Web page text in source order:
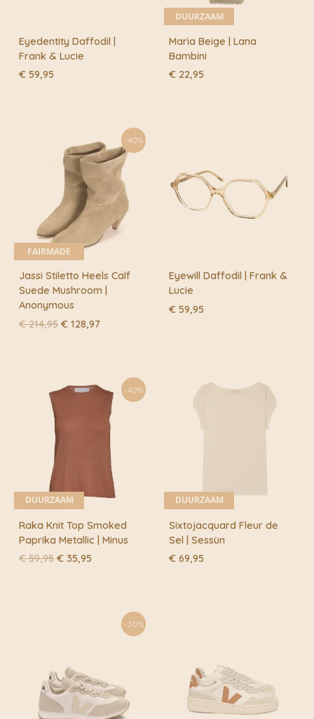
Eyedentity Daffodil |
Frank & Lucie
€ 59,95
DUURZAAM
Maria Beige | Lana
Bambini
€ 22,95
-40%
FAIRMADE
Jassi Stiletto Heels Calf
Suede Mushroom |
Anonymous
€214,95 Oorspronkelijke
€ 128,97Huidige
Eyewill Daffodil | Frank &
Lucie
€ 59,95
-40%
DUURZAAM
Raka Knit Top Smoked
Paprika Metallic | Minus
€59,95 Oorspronkelijke
€ 35,95
DUURZAAM
Sixtojacquard Fleur de
Sel | Sessùn
€ 69,95
-30%